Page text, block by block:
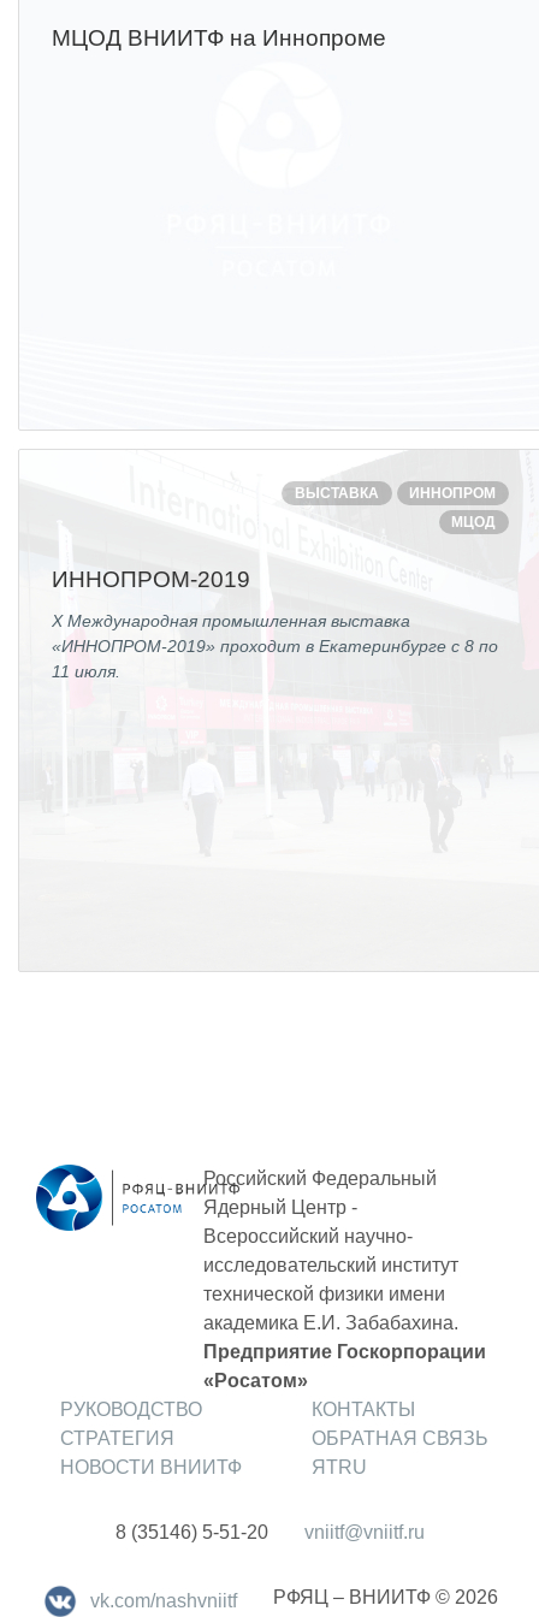
МЦОД ВНИИТФ на Иннопроме
ВЫСТАВКА
ИННОПРОМ
МЦОД
ИННОПРОМ-2019
X Международная промышленная выставка
«ИННОПРОМ-2019» проходит в Екатеринбурге с 8 по
11 июля.
Российский Федеральный
Ядерный Центр -
Всероссийский научно-
исследовательский институт
технической физики имени
академика Е.И. Забабахина.
Предприятие Госкорпорации
«Росатом»
РУКОВОДСТВО
СТРАТЕГИЯ
НОВОСТИ ВНИИТФ
КОНТАКТЫ
ОБРАТНАЯ СВЯЗЬ
ЯТRU
8 (35146) 5-51-20 vniitf@vniitf.ru
vk.com/nashvniitf РФЯЦ – ВНИИТФ © 2026